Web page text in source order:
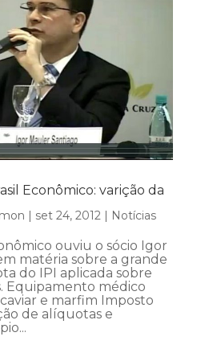
Econômico: varição da
| set 24, 2012| Notícias
ouviu o sócio Igor
matéria sobre a grande
do IPI aplicada sobre
Equipamento médico
e marfim Imposto
de alíquotas e